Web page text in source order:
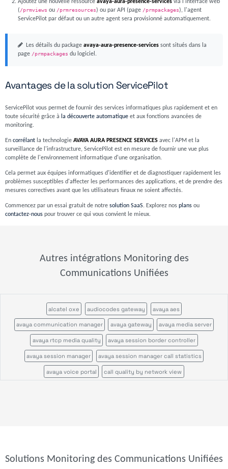
Ajoutez une nouvelle ressourceavaya-aura-presence-services via l'interface web
(/prmviews ou /prmresources) ou par API (page /prmpackages), l'agent
ServicePilot par défaut ou un autre agent sera provisionné automatiquement.
Les détails du package avaya-aura-presence-servicessont situés dans la
page /prmpackages du logiciel.
Avantages de la solution ServicePilot
ServicePilot vous permet de fournir des services informatiques plus rapidement et en
toute sécurité grâce à la découverte automatiqueet aux fonctions avancées de
monitoring.
En corrélantla technologie AVAYA AURA PRESENCE SERVICESavec l'APM et la
surveillance de l'infrastructure, ServicePilot est en mesure de fournir une vue plus
complète de l'environnement informatique d'une organisation.
Cela permet aux équipes informatiques d'identifier et de diagnostiquer rapidement les
problèmes susceptibles d'affecter les performances des applications, et de prendre des
mesures correctives avant que les utilisateurs finaux ne soient affectés.
Commencez par un essai gratuit de notre solution SaaS. Explorez nos plansou
contactez-nouspour trouver ce qui vous convient le mieux.
Autres intégrations Monitoring des
Communications Unifiées
alcatel oxe audiocodes gateway avaya aes
avaya communication manager avaya gateway avaya media server
avaya rtcp media quality avaya session border controller
avaya session manager avaya session manager call statistics
avaya voice portal call quality by network view
cisco mcu
Solutions Monitoring des Communications Unifiées